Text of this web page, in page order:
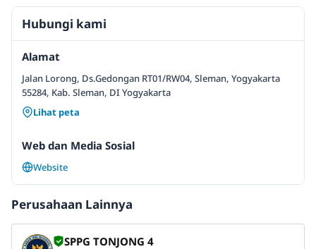
Hubungi kami
Alamat
Jalan Lorong, Ds.Gedongan RT01/RW04, Sleman, Yogyakarta
55284, Kab. Sleman, DI Yogyakarta
Lihat peta
Web dan Media Sosial
Website
Perusahaan Lainnya
SPPG TONJONG 4